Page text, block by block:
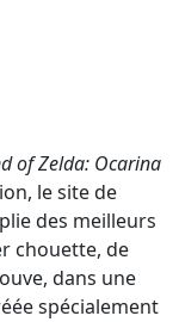
of Zelda: Ocarina
le site de
des meilleurs
chouette, de
dans une
spécialement